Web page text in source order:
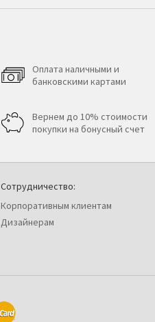
Оплата наличными и
банковскими картами
Вернем до 10% стоимости
покупки на бонусный счет
Сотрудничество:
Корпоративным клиентам
Дизайнерам